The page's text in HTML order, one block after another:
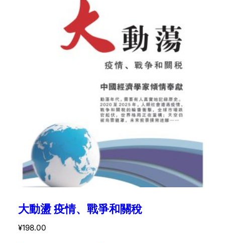
大動盪 疫情、戰爭和關稅
¥198.00